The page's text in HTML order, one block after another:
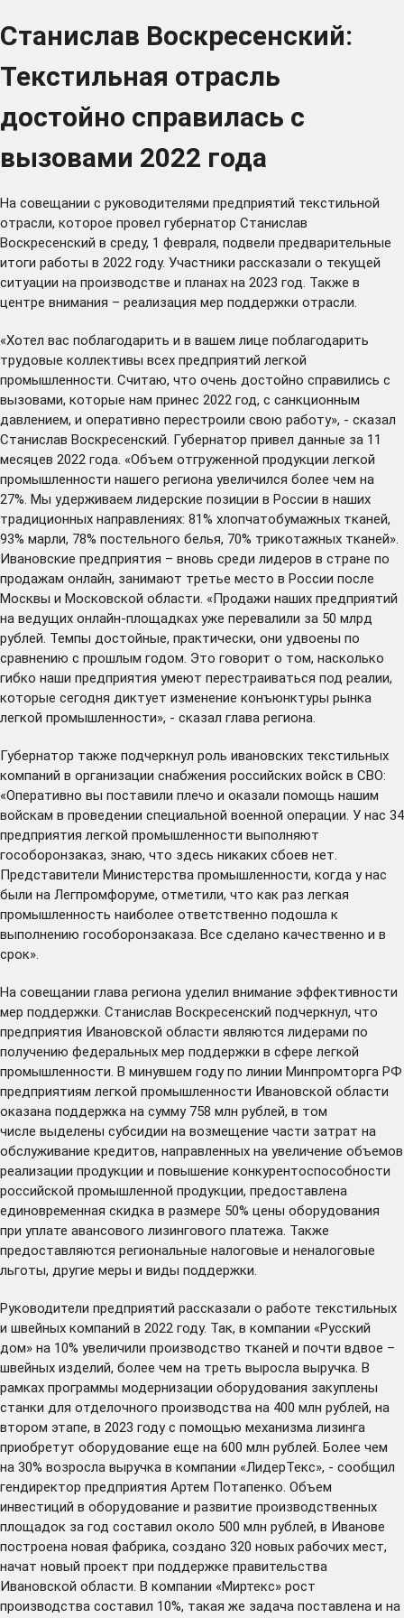
Станислав Воскресенский:
Текстильная отрасль
достойно справилась с
вызовами 2022 года
На совещании с руководителями предприятий текстильной
отрасли, которое провел губернатор Станислав
Воскресенский в среду, 1 февраля, подвели предварительные
итоги работы в 2022 году. Участники рассказали о текущей
ситуации на производстве и планах на 2023 год. Также в
центре внимания – реализация мер поддержки отрасли.
«Хотел вас поблагодарить и в вашем лице поблагодарить
трудовые коллективы всех предприятий легкой
промышленности. Считаю, что очень достойно справились с
вызовами, которые нам принес 2022 год, с санкционным
давлением, и оперативно перестроили свою работу», - сказал
Станислав Воскресенский. Губернатор привел данные за 11
месяцев 2022 года. «Объем отгруженной продукции легкой
промышленности нашего региона увеличился более чем на
27%. Мы удерживаем лидерские позиции в России в наших
традиционных направлениях: 81% хлопчатобумажных тканей,
93% марли, 78% постельного белья, 70% трикотажных тканей».
Ивановские предприятия – вновь среди лидеров в стране по
продажам онлайн, занимают третье место в России после
Москвы и Московской области. «Продажи наших предприятий
на ведущих онлайн-площадках уже перевалили за 50 млрд
рублей. Темпы достойные, практически, они удвоены по
сравнению с прошлым годом. Это говорит о том, насколько
гибко наши предприятия умеют перестраиваться под реалии,
которые сегодня диктует изменение конъюнктуры рынка
легкой промышленности», - сказал глава региона.
Губернатор также подчеркнул роль ивановских текстильных
компаний в организации снабжения российских войск в СВО:
«Оперативно вы поставили плечо и оказали помощь нашим
войскам в проведении специальной военной операции. У нас 34
предприятия легкой промышленности выполняют
гособоронзаказ, знаю, что здесь никаких сбоев нет.
Представители Министерства промышленности, когда у нас
были на Легпромфоруме, отметили, что как раз легкая
промышленность наиболее ответственно подошла к
выполнению гособоронзаказа. Все сделано качественно и в
срок».
На совещании глава региона уделил внимание эффективности
мер поддержки. Станислав Воскресенский подчеркнул, что
предприятия Ивановской области являются лидерами по
получению федеральных мер поддержки в сфере легкой
промышленности. В минувшем году по линии Минпромторга РФ
предприятиям легкой промышленности Ивановской области
оказана поддержка на сумму 758 млн рублей, в том
числе выделены субсидии на возмещение части затрат на
обслуживание кредитов, направленных на увеличение объемов
реализации продукции и повышение конкурентоспособности
российской промышленной продукции, предоставлена
единовременная скидка в размере 50% цены оборудования
при уплате авансового лизингового платежа. Также
предоставляются региональные налоговые и неналоговые
льготы, другие меры и виды поддержки.
Руководители предприятий рассказали о работе текстильных
и швейных компаний в 2022 году. Так, в компании «Русский
дом» на 10% увеличили производство тканей и почти вдвое –
швейных изделий, более чем на треть выросла выручка. В
рамках программы модернизации оборудования закуплены
станки для отделочного производства на 400 млн рублей, на
втором этапе, в 2023 году с помощью механизма лизинга
приобретут оборудование еще на 600 млн рублей. Более чем
на 30% возросла выручка в компании «ЛидерТекс», - сообщил
гендиректор предприятия Артем Потапенко. Объем
инвестиций в оборудование и развитие производственных
площадок за год составил около 500 млн рублей, в Иванове
построена новая фабрика, создано 320 новых рабочих мест,
начат новый проект при поддержке правительства
Ивановской области. В компании «Миртекс» рост
производства составил 10%, такая же задача поставлена и на